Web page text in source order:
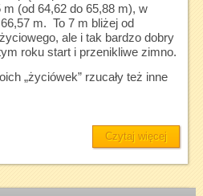
(od 64,62 do 65,88 m), w
m. To 7 m bliżej od
ale i tak bardzo dobry
roku start i przenikliwe zimno.
„życiówek” rzucały też inne
Czytaj więcej